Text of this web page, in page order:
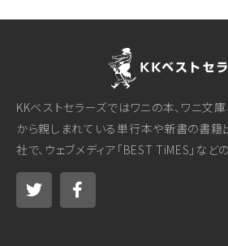
KKベストセラーズではワニの本、ワニ文庫
から親しまれている単行本や新書の書籍
社で、ウェブメディア「BEST TiMES」など